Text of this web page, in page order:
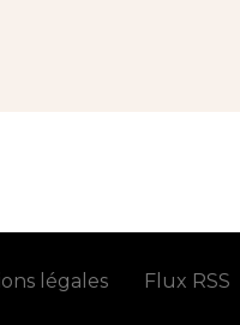
légales Flux RSS